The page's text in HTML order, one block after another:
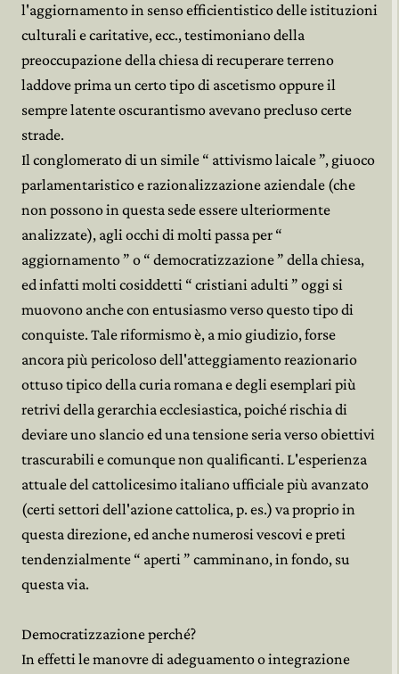
l'aggiornamento in senso efficientistico delle istituzioni
culturali e caritative, ecc., testimoniano della
preoccupazione della chiesa di recuperare terreno
laddove prima un certo tipo di ascetismo oppure il
sempre latente oscurantismo avevano precluso certe
strade.
Il conglomerato di un simile “ attivismo laicale ”, giuoco
parlamentaristico e razionalizzazione aziendale (che
non possono in questa sede essere ulteriormente
analizzate), agli occhi di molti passa per “
aggiornamento ” o “ democratizzazione ” della chiesa,
ed infatti molti cosiddetti “ cristiani adulti ” oggi si
muovono anche con entusiasmo verso questo tipo di
conquiste. Tale riformismo è, a mio giudizio, forse
ancora più pericoloso dell'atteggiamento reazionario
ottuso tipico della curia romana e degli esemplari più
retrivi della gerarchia ecclesiastica, poiché rischia di
deviare uno slancio ed una tensione seria verso obiettivi
trascurabili e comunque non qualificanti. L'esperienza
attuale del cattolicesimo italiano ufficiale più avanzato
(certi settori dell'azione cattolica, p. es.) va proprio in
questa direzione, ed anche numerosi vescovi e preti
tendenzialmente “ aperti ” camminano, in fondo, su
questa via.
Democratizzazione perché?
In effetti le manovre di adeguamento o integrazione